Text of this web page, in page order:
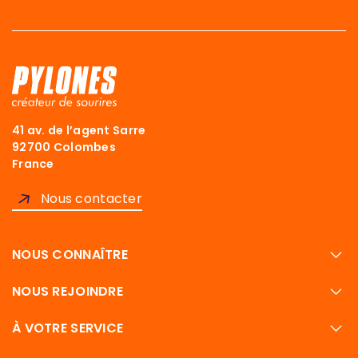
41 av. de l’agent Sarre
92700 Colombes
France
Nous contacter
NOUS CONNAÎTRE
NOUS REJOINDRE
À VOTRE SERVICE